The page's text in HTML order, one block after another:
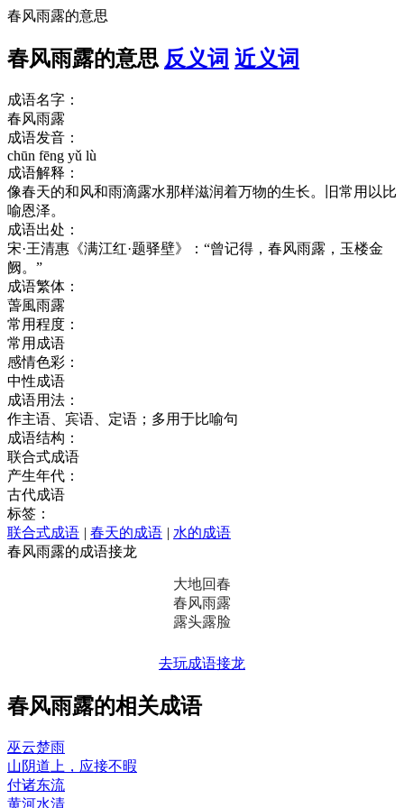
春风雨露的意思
春风雨露的意思 反义词 近义词
成语名字：
春风雨露
成语发音：
chūn fēng yǔ lù
成语解释：
像春天的和风和雨滴露水那样滋润着万物的生长。旧常用以比
喻恩泽。
成语出处：
宋·王清惠《满江红·题驿壁》：“曾记得，春风雨露，玉楼金
阙。”
成语繁体：
萅風雨露
常用程度：
常用成语
感情色彩：
中性成语
成语用法：
作主语、宾语、定语；多用于比喻句
成语结构：
联合式成语
产生年代：
古代成语
标签：
联合式成语 | 春天的成语 | 水的成语
春风雨露的成语接龙
大地回春
春风雨露
露头露脸
去玩成语接龙
春风雨露的相关成语
巫云楚雨
山阴道上，应接不暇
付诸东流
黄河水清